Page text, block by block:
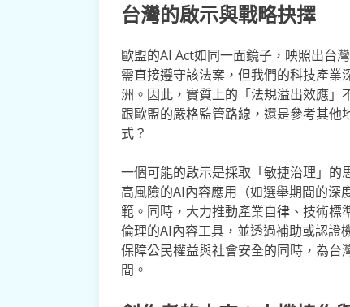
台灣的啟示與戰略抉擇
歐盟的AI Act如同一面鏡子，映照出台
需直接遵守該法案，但我們的科技產
洲。因此，實質上的「法規溢出效應
跟歐盟的嚴格監管路線，還是參考其
式？
一個可能的啟示是採取「敏捷治理」的
高風險的AI內容應用（如選舉期間的深
範。同時，大力推動產業自律、技術
倫理的AI內容工具，並透過補助或認證
保障公民權益與社會安全的同時，為台
間。